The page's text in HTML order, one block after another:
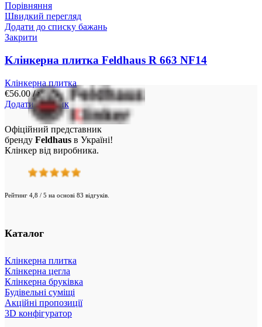
Порівняння
Швидкий перегляд
Додати до списку бажань
Закрити
Kлінкерна плитка Feldhaus R 663 NF14
Клінкерна плитка
€56.00/ м²
Додати у кошик
Офіційний представник
бренду Feldhaus в Україні!
Клінкер від виробника.
Рейтинг 4,8 / 5 на основі 83 відгуків.
Каталог
Клінкерна плитка
Клінкерна цегла
Клінкерна бруківка
Будівельні суміщі
Акційні пропозиції
3D конфігуратор